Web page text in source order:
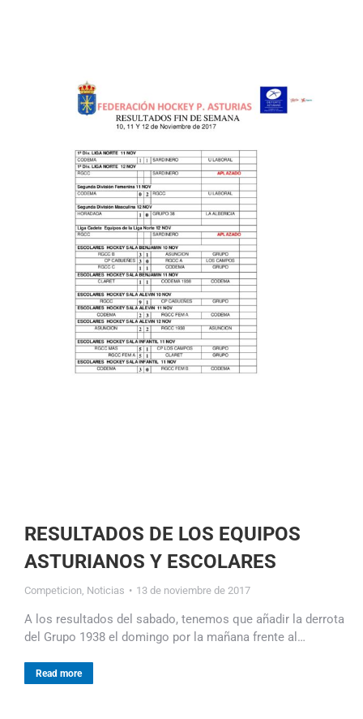
RESULTADOS DE LOS EQUIPOS
ASTURIANOS Y ESCOLARES
Competicion Noticias 13 de noviembre de 2017
A los resultados del sabado, tenemos que añadir la derrota
del Grupo 1938 el domingo por la mañana frente al…
Read more